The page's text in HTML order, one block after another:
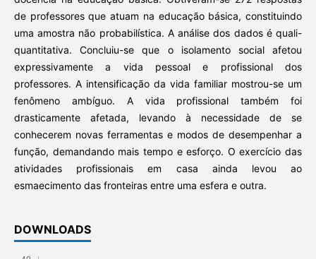
de professores que atuam na educação básica, constituindo
uma amostra não probabilística. A análise dos dados é quali-
quantitativa. Concluiu-se que o isolamento social afetou
expressivamente a vida pessoal e profissional dos
professores. A intensificação da vida familiar mostrou-se um
fenômeno ambíguo. A vida profissional também foi
drasticamente afetada, levando à necessidade de se
conhecerem novas ferramentas e modos de desempenhar a
função, demandando mais tempo e esforço. O exercício das
atividades profissionais em casa ainda levou ao
esmaecimento das fronteiras entre uma esfera e outra.
DOWNLOADS